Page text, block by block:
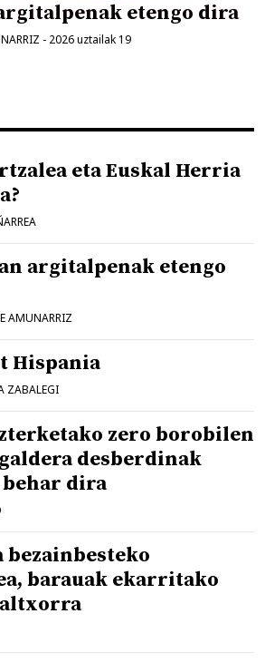
etengo dira
- 2026 uztailak 19
eta Euskal Herria
argitalpenak etengo
AMUNARRIZ
Hispania
ZABALEGI
zero borobilen
desberdinak
dira
bezainbesteko
barauak ekarritako